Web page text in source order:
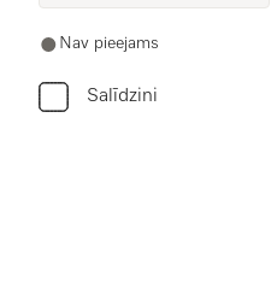
Nav pieejams
Salīdzini